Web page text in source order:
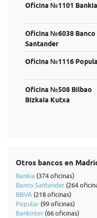
Oficina №1101 Bankia
Oficina №6038 Banco
Santander
Oficina №1116
Oficina №508 Bilbao
Bizkaia Kutxa
Otros bancos en
Bankia (374 oficinas)
Banco Santander (264
BBVA (218 oficinas)
Popular (99 oficinas)
Bankinter (66 oficinas)